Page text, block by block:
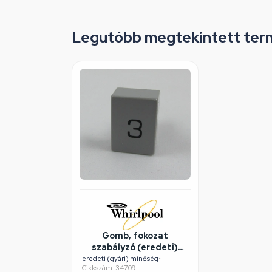
Legutóbb megtekintett
Gomb, fokozat
szabályzó (eredeti)
WHIRLPOOL
eredeti (gyári) minőség•
Cikkszám: 34709